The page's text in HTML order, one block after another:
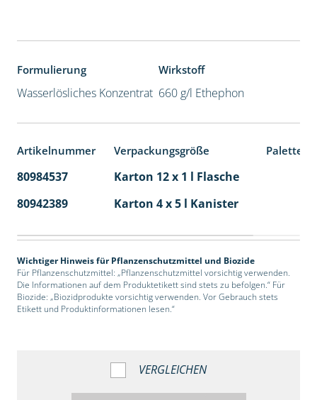
Formulierung
Wasserlösliches Konzentrat
Wirkstoff
660 g/l Ethephon
Artikelnummer Verpackungsgröße
80984537 Karton 12 x 1 l Flasche
80942389
Karton 4 x 5 l Kanister
Wichtiger Hinweis für Pflanzenschutzmittel und Biozide
Für Pflanzenschutzmittel: „Pflanzenschutzmittel vorsichtig verwenden.
Die Informationen auf dem Produktetikett sind stets zu befolgen.“ Für
Biozide: „Biozidprodukte vorsichtig verwenden. Vor Gebrauch stets
Etikett und Produktinformationen lesen.“
VERGLEICHEN